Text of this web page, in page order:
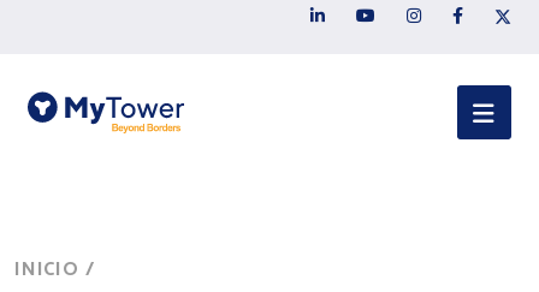
INICIO /